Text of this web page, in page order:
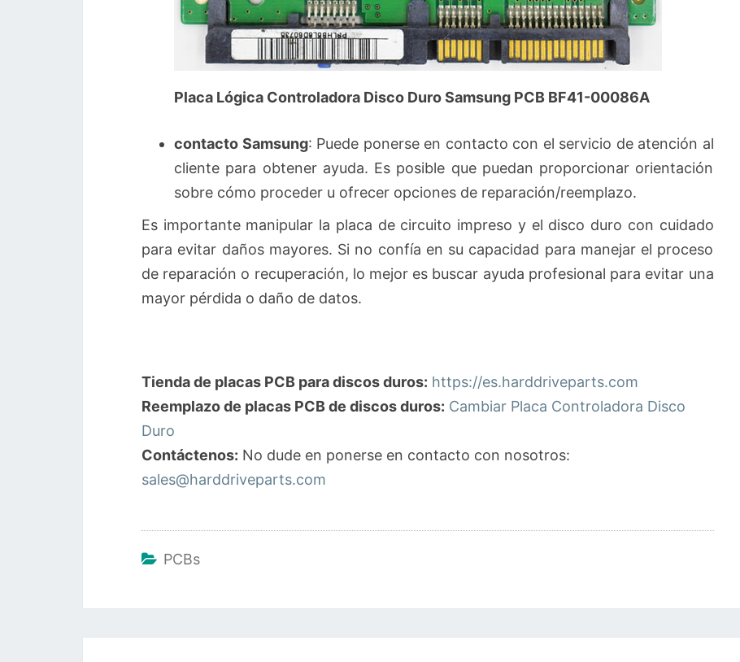
Placa Lógica Controladora Disco Duro Samsung PCB BF41-00086A
contacto Samsung: Puede ponerse en contacto con el servicio de atención al
cliente para obtener ayuda. Es posible que puedan proporcionar orientación
sobre cómo proceder u ofrecer opciones de reparación/reemplazo.
Es importante manipular la placa de circuito impreso y el disco duro con cuidado
para evitar daños mayores. Si no confía en su capacidad para manejar el proceso
de reparación o recuperación, lo mejor es buscar ayuda profesional para evitar una
mayor pérdida o daño de datos.
Tienda de placas PCB para discos duros: https://es.harddriveparts.com
Reemplazo de placas PCB de discos duros: Cambiar Placa Controladora Disco
Duro
Contáctenos: No dude en ponerse en contacto con nosotros:
sales@harddriveparts.com
PCBs